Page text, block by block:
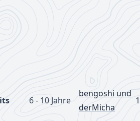
6 - 10 Jahre
bengoshi und
derMicha